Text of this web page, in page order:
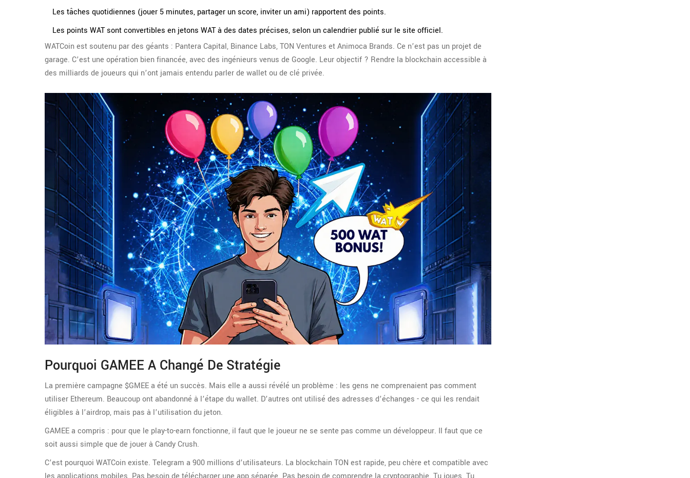
Les tâches quotidiennes (jouer 5 minutes, partager un score, inviter un ami) rapportent des points.
Les points WAT sont convertibles en jetons WAT à des dates précises, selon un calendrier publié sur le site officiel.
WATCoin est soutenu par des géants : Pantera Capital, Binance Labs, TON Ventures et Animoca Brands. Ce n’est pas un projet de
garage. C’est une opération bien financée, avec des ingénieurs venus de Google. Leur objectif ? Rendre la blockchain accessible à
des milliards de joueurs qui n’ont jamais entendu parler de wallet ou de clé privée.
Pourquoi GAMEE A Changé De Stratégie
La première campagne $GMEE a été un succès. Mais elle a aussi révélé un problème : les gens ne comprenaient pas comment
utiliser Ethereum. Beaucoup ont abandonné à l’étape du wallet. D’autres ont utilisé des adresses d’échanges - ce qui les rendait
éligibles à l’airdrop, mais pas à l’utilisation du jeton.
GAMEE a compris : pour que le play-to-earn fonctionne, il faut que le joueur ne se sente pas comme un développeur. Il faut que ce
soit aussi simple que de jouer à Candy Crush.
C’est pourquoi WATCoin existe. Telegram a 900 millions d’utilisateurs. La blockchain TON est rapide, peu chère et compatible avec